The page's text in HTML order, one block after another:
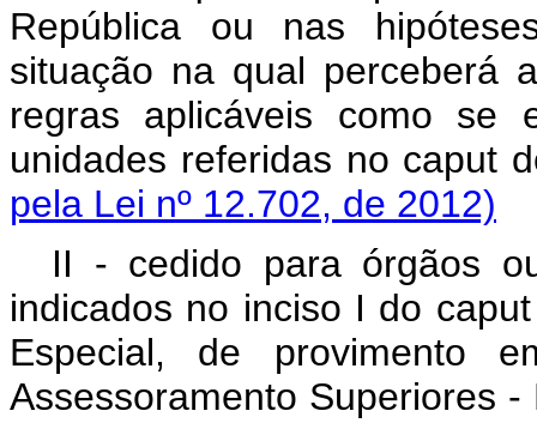
República ou nas
situação na qual perceberá
regras aplicáveis como se
unidades referidas no caput
pela Lei nº 12.702, de 2012)
II - cedido para órgãos
indicados no inciso I do caput
Especial, de provimento
Assessoramento Superiores